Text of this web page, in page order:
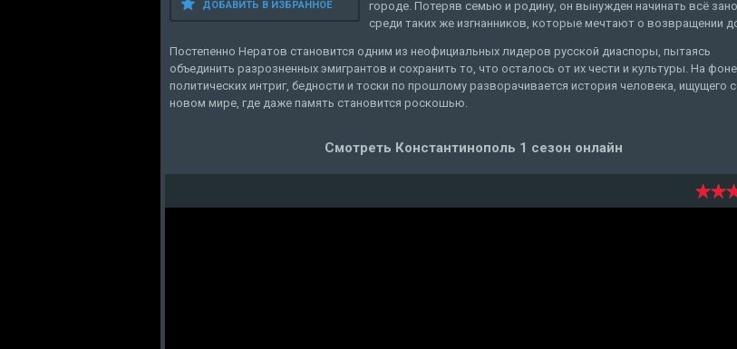
ДОБАВИТЬ В ИЗБРАННОЕ
городе. Потеряв семью и родину, он вынужден начинать всё
среди таких же изгнанников, которые мечтают о возвращении
Постепенно Нератов становится одним из неофициальных лидеров русской диаспоры, пытаясь
объединить разрозненных эмигрантов и сохранить то, что осталось от их чести и культуры. На фоне
политических интриг, бедности и тоски по прошлому разворачивается история человека, ищущего
новом мире, где даже память становится роскошью.
Смотреть Константинополь 1 сезон онлайн